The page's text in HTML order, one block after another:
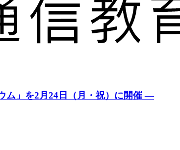
ム」を2月24日（月・祝）に開催 —